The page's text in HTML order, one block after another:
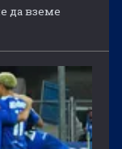
да вземе